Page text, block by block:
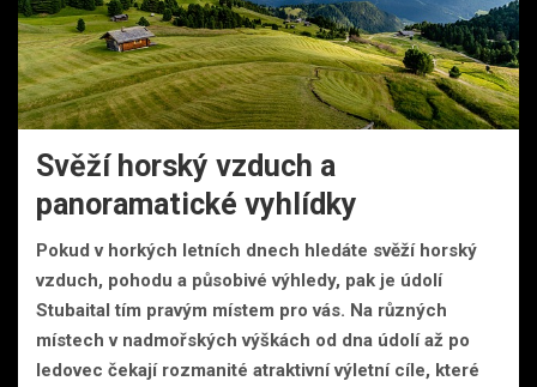
Svěží horský vzduch a
panoramatické vyhlídky
Pokud v horkých letních dnech hledáte svěží horský
vzduch, pohodu a působivé výhledy, pak je údolí
Stubaital tím pravým místem pro vás. Na různých
místech v nadmořských výškách od dna údolí až po
ledovec čekají rozmanité atraktivní výletní cíle, které